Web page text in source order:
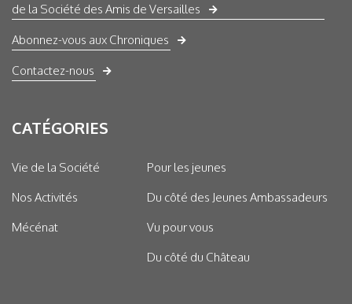
de la Société des Amis de Versailles
Abonnez-vous aux Chroniques
Contactez-nous
CATÉGORIES
Vie de la Société
Nos Activités
Mécénat
Pour les jeunes
Du côté des Jeunes Ambassadeurs
Vu pour vous
Du côté du Château